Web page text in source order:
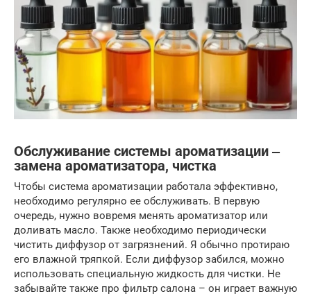
Обслуживание системы ароматизации ‒
замена ароматизатора, чистка
Чтобы система ароматизации работала эффективно,
необходимо регулярно ее обслуживать. В первую
очередь, нужно вовремя менять ароматизатор или
доливать масло. Также необходимо периодически
чистить диффузор от загрязнений. Я обычно протираю
его влажной тряпкой. Если диффузор забился, можно
использовать специальную жидкость для чистки. Не
забывайте также про фильтр салона – он играет важную